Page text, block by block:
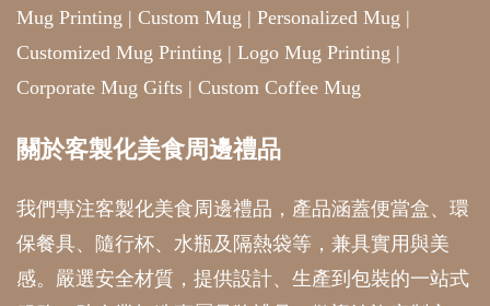
Mug Printing | Custom Mug | Personalized Mug |
Customized Mug Printing | Logo Mug Printing |
Corporate Mug Gifts | Custom Coffee Mug
關於客製化美食周邊禮品
我們專注客製化美食周邊禮品，產品涵蓋便當盒、環
保餐具、隨行杯、水瓶及隔熱袋等，兼具實用與美
感。嚴選安全材質，提供設計、生產到包裝的一站式